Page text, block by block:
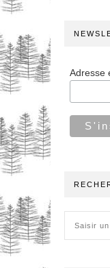
Adresse